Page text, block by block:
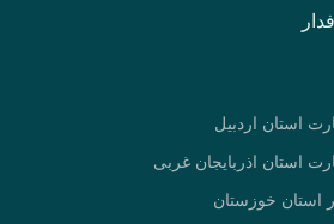
استان اردبیل
استان اذربایجان غربی
استان خوزستان